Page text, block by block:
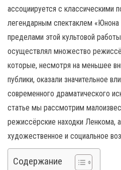
ассоциируется с классическими
легендарным спектаклем «Юнона
пределами этой культовой
осуществлял множество
которые, несмотря на меньшее
публики, оказали значительное
современного драматического
статье мы рассмотрим
режиссёрские находки Ленкома,
художественное и социальное
Содержание